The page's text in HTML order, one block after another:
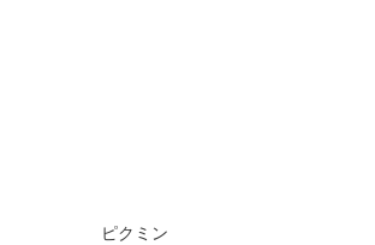
ピクミン